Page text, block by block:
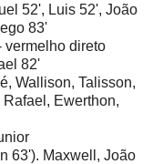
52', Luis 52', João
83'
vermelho direto
82'
Wallison, Talisson,
Ewerthon,
63'). Maxwell, João